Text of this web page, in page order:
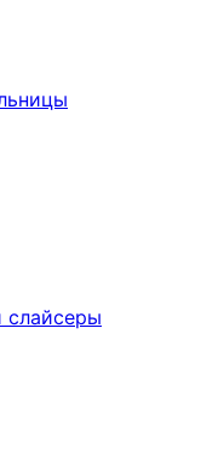
слайсеры